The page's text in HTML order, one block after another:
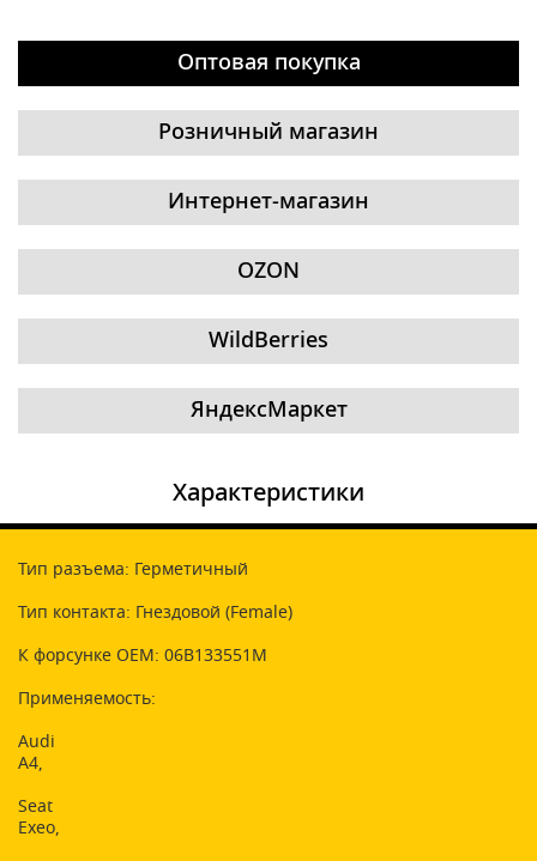
Оптовая покупка
Розничный магазин
Интернет-магазин
OZON
WildBerries
ЯндексМаркет
Характеристики
Тип разъема: Герметичный
Тип контакта: Гнездовой (Female)
К форсунке OEM: 06B133551M
Применяемость:
Audi
A4,
Seat
Exeo,